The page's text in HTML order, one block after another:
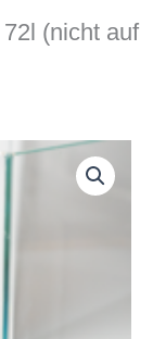
(nicht auf